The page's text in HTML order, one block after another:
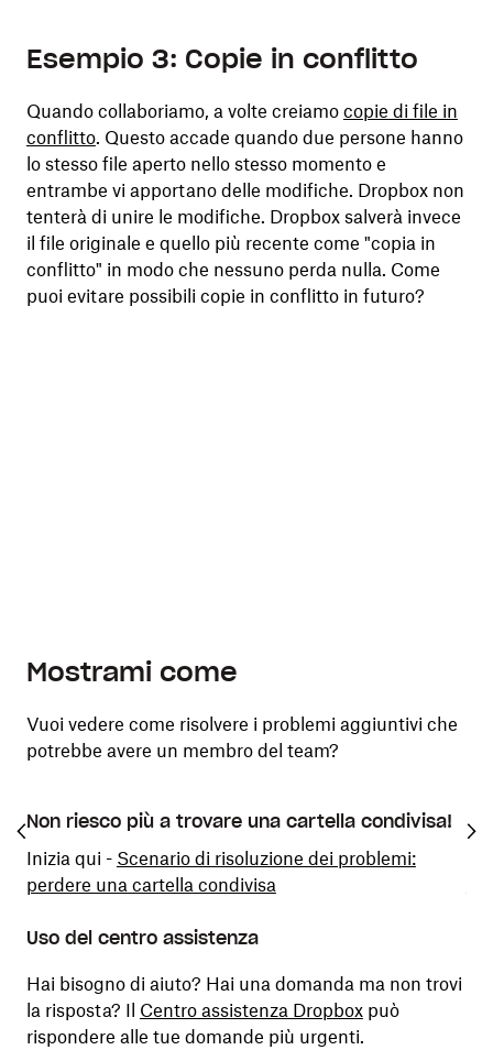
Esempio 3: Copie in conflitto
Quando collaboriamo, a volte creiamo copie di file in
conflitto. Questo accade quando due persone hanno
lo stesso file aperto nello stesso momento e
entrambe vi apportano delle modifiche. Dropbox non
tenterà di unire le modifiche. Dropbox salverà invece
il file originale e quello più recente come "copia in
conflitto" in modo che nessuno perda nulla. Come
puoi evitare possibili copie in conflitto in futuro?
Mostrami come
Vuoi vedere come risolvere i problemi aggiuntivi che
potrebbe avere un membro del team?
Non riesco più a trovare una cartella condivisa!
Inizia qui - Scenario di risoluzione dei problemi:
perdere una cartella condivisa
Il
Uso del centro assistenza
Hai bisogno di aiuto? Hai una domanda ma non trovi
la risposta? Il Centro assistenza Dropboxpuò
rispondere alle tue domande più urgenti.